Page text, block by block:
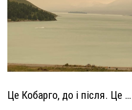
Це Кобарго, до і після. Це